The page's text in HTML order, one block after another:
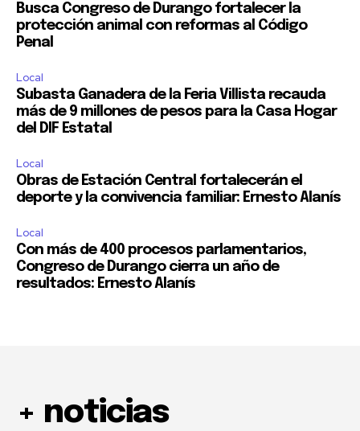
Busca Congreso de Durango fortalecer la
protección animal con reformas al Código
Penal
Local
Subasta Ganadera de la Feria Villista recauda
más de 9 millones de pesos para la Casa Hogar
del DIF Estatal
Local
Obras de Estación Central fortalecerán el
deporte y la convivencia familiar: Ernesto Alanís
Local
Con más de 400 procesos parlamentarios,
Congreso de Durango cierra un año de
resultados: Ernesto Alanís
+ noticias